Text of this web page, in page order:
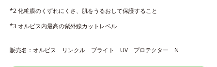
*2 化粧膜のくずれにくさ、肌をうるおして保護すること
*3 オルビス内最高の紫外線カットレベル
販売名：オルビス リンクル ブライト UV プロテクター N